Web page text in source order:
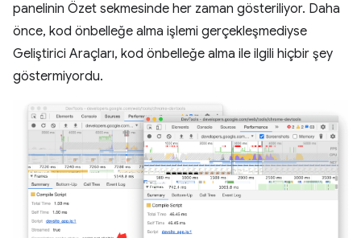
panelinin Özet sekmesinde her zaman gösteriliyor. Daha
önce, kod önbelleğe alma işlemi gerçekleşmediyse
Geliştirici Araçları, kod önbelleğe alma ile ilgili hiçbir şey
göstermiyordu.